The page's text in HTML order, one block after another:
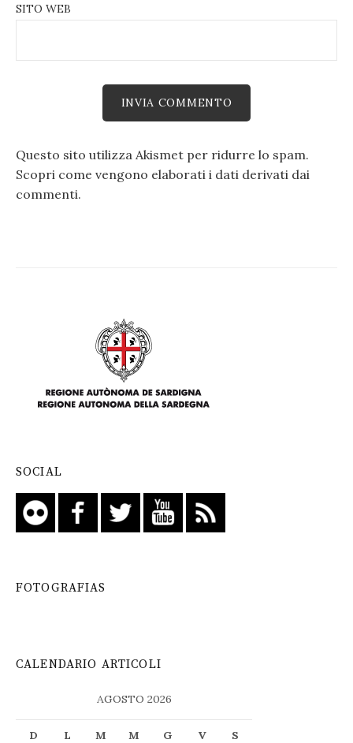
SITO WEB
Questo sito utilizza Akismet per ridurre lo spam.
Scopri come vengono elaborati i dati derivati dai
commenti.
SOCIAL
FOTOGRAFIAS
CALENDARIO ARTICOLI
AGOSTO 2026
D L M M G V S